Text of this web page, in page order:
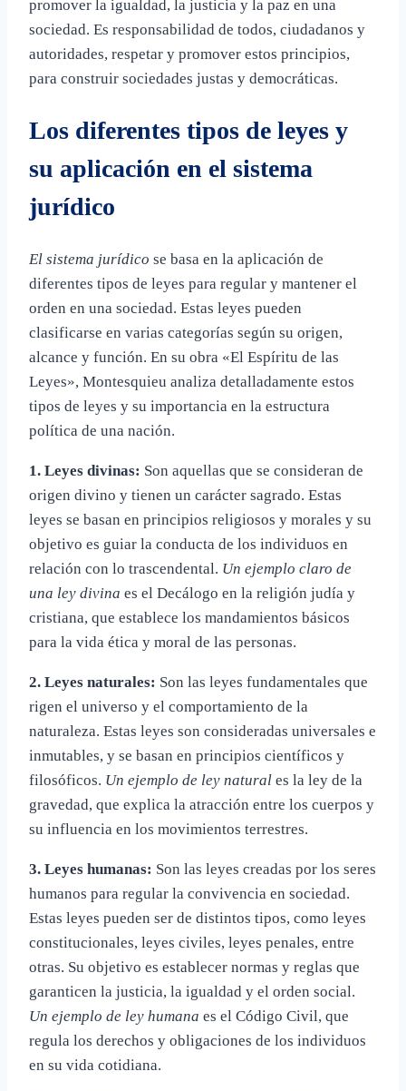
promover la igualdad, la justicia y la paz en una
sociedad. Es responsabilidad de todos, ciudadanos y
autoridades, respetar y promover estos principios,
para construir sociedades justas y democráticas.
Los diferentes tipos de leyes y
su aplicación en el sistema
jurídico
El sistema jurídico se basa en la aplicación de
diferentes tipos de leyes para regular y mantener el
orden en una sociedad. Estas leyes pueden
clasificarse en varias categorías según su origen,
alcance y función. En su obra «El Espíritu de las
Leyes», Montesquieu analiza detalladamente estos
tipos de leyes y su importancia en la estructura
política de una nación.
1. Leyes divinas: Son aquellas que se consideran de
origen divino y tienen un carácter sagrado. Estas
leyes se basan en principios religiosos y morales y su
objetivo es guiar la conducta de los individuos en
relación con lo trascendental. Un ejemplo claro de
una ley divina es el Decálogo en la religión judía y
cristiana, que establece los mandamientos básicos
para la vida ética y moral de las personas.
2. Leyes naturales: Son las leyes fundamentales que
rigen el universo y el comportamiento de la
naturaleza. Estas leyes son consideradas universales e
inmutables, y se basan en principios científicos y
filosóficos. Un ejemplo de ley natural es la ley de la
gravedad, que explica la atracción entre los cuerpos y
su influencia en los movimientos terrestres.
3. Leyes humanas: Son las leyes creadas por los seres
humanos para regular la convivencia en sociedad.
Estas leyes pueden ser de distintos tipos, como leyes
constitucionales, leyes civiles, leyes penales, entre
otras. Su objetivo es establecer normas y reglas que
garanticen la justicia, la igualdad y el orden social.
Un ejemplo de ley humana es el Código Civil, que
regula los derechos y obligaciones de los individuos
en su vida cotidiana.